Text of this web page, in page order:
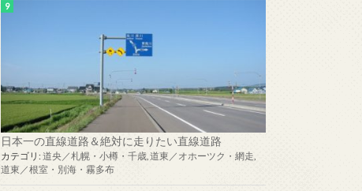
日本一の直線道路＆絶対に走りたい直線道路
カテゴリ: 道央／札幌・小樽・千歳 道東／オホーツク・網走
道東／根室・別海・霧多布